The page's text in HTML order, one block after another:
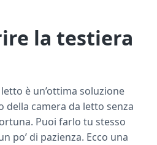
la testiera
è un’ottima soluzione
della camera da letto senza
Puoi farlo tu stesso
po’ di pazienza. Ecco una